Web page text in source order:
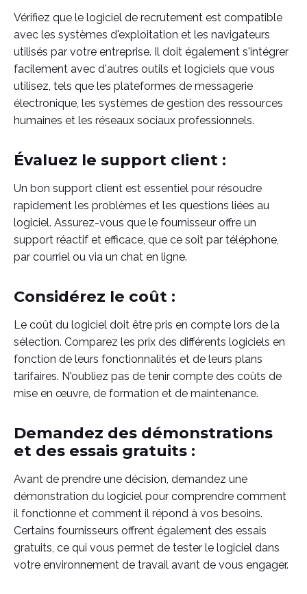
Vérifiez que le logiciel de recrutement est compatible
avec les systèmes d'exploitation et les navigateurs
utilisés par votre entreprise. Il doit également s'intégrer
facilement avec d'autres outils et logiciels que vous
utilisez, tels que les plateformes de messagerie
électronique, les systèmes de gestion des ressources
humaines et les réseaux sociaux professionnels.
Évaluez le support client :
Un bon support client est essentiel pour résoudre
rapidement les problèmes et les questions liées au
logiciel. Assurez-vous que le fournisseur offre un
support réactif et efficace, que ce soit par téléphone,
par courriel ou via un chat en ligne.
Considérez le coût :
Le coût du logiciel doit être pris en compte lors de la
sélection. Comparez les prix des différents logiciels en
fonction de leurs fonctionnalités et de leurs plans
tarifaires. N'oubliez pas de tenir compte des coûts de
mise en œuvre, de formation et de maintenance.
Demandez des démonstrations
et des essais gratuits :
Avant de prendre une décision, demandez une
démonstration du logiciel pour comprendre comment
il fonctionne et comment il répond à vos besoins.
Certains fournisseurs offrent également des essais
gratuits, ce qui vous permet de tester le logiciel dans
votre environnement de travail avant de vous engager.